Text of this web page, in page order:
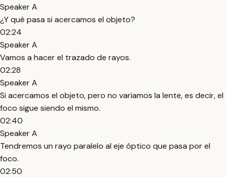
Speaker A
¿Y qué pasa si acercamos el objeto?
02:24
Speaker A
Vamos a hacer el trazado de rayos.
02:28
Speaker A
Si acercamos el objeto, pero no variamos la lente, es decir, el
foco sigue siendo el mismo.
02:40
Speaker A
Tendremos un rayo paralelo al eje óptico que pasa por el
foco.
02:50